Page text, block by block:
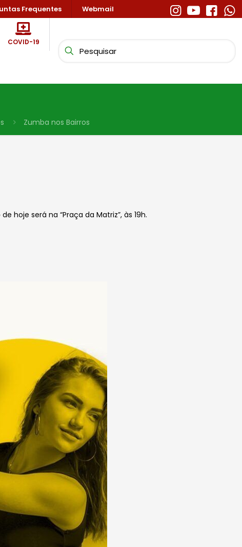
Frequentes Webmail
COVID-19
Zumba nos Bairros
hoje será na “Praça da Matriz”, às 19h.